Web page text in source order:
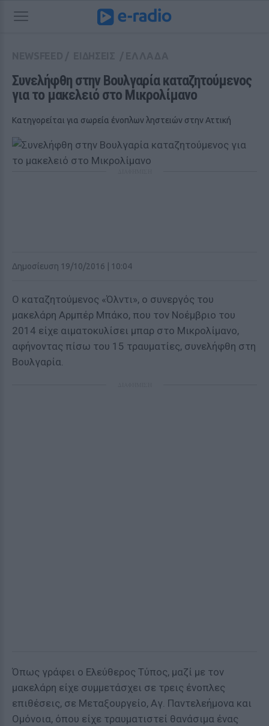
Συνελήφθη στην Βουλγαρία καταζητούμενος
για το μακελειό στο Μικρολίμανο
Κατηγορείται για σωρεία ένοπλων ληστειών στην Αττική
Δημοσίευση 19/10/2016 | 10:04
Ο καταζητούμενος «Όλντι», ο συνεργός του
μακελάρη Αρμπέρ Μπάκο, που τον Νοέμβριο του
2014 είχε αιματοκυλίσει μπαρ στο Μικρολίμανο,
αφήνοντας πίσω του 15 τραυματίες, συνελήφθη στη
Βουλγαρία.
Όπως γράφει ο Ελεύθερος Τύπος, μαζί με τον
μακελάρη είχε συμμετάσχει σε τρεις ένοπλες
επιθέσεις, σε Μεταξουργείο, Αγ. Παντελεήμονα και
Ομόνοια, όπου είχε τραυματιστεί θανάσιμα ένας